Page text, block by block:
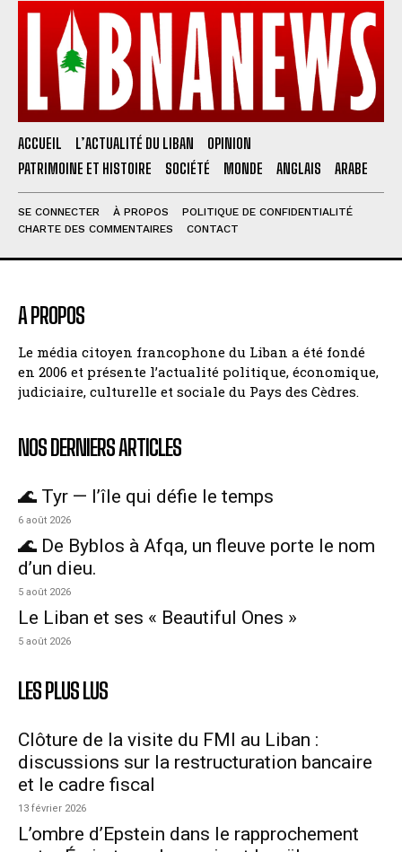
ACCUEIL L’ACTUALITÉ DU LIBAN
OPINION
PATRIMOINE ET HISTOIRE
SOCIÉTÉ MONDE ANGLAIS ARABE
SE CONNECTER À PROPOS
POLITIQUE DE CONFIDENTIALITÉ
CHARTE DES COMMENTAIRES
CONTACT
A PROPOS
Le média citoyen francophone du Liban a été fondé
en 2006 et présente l’actualité politique, économique,
judiciaire, culturelle et sociale du Pays des Cèdres.
NOS DERNIERS ARTICLES
🌊 Tyr — l’île qui défie le temps
6 août 2026
🌊 De Byblos à Afqa, un fleuve porte le nom
d’un dieu.
5 août 2026
Le Liban et ses « Beautiful Ones »
5 août 2026
LES PLUS LUS
Clôture de la visite du FMI au Liban :
discussions sur la restructuration bancaire
et le cadre fiscal
13 février 2026
L’ombre d’Epstein dans le rapprochement